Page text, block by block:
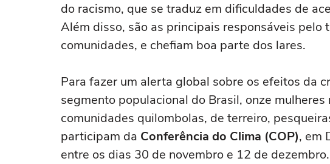
do racismo, que se traduz em dificuldades de
Além disso, são as principais responsáveis pelo
comunidades, e chefiam boa parte dos lares.
Para fazer um alerta global sobre os efeitos da
segmento populacional do Brasil, onze
comunidades quilombolas, de terreiro,
participam da Conferência do Clima (COP), em
entre os dias 30 de novembro e 12 de